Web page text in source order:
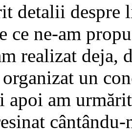
detalii despre
ce ne-am
realizat
un
apoi am